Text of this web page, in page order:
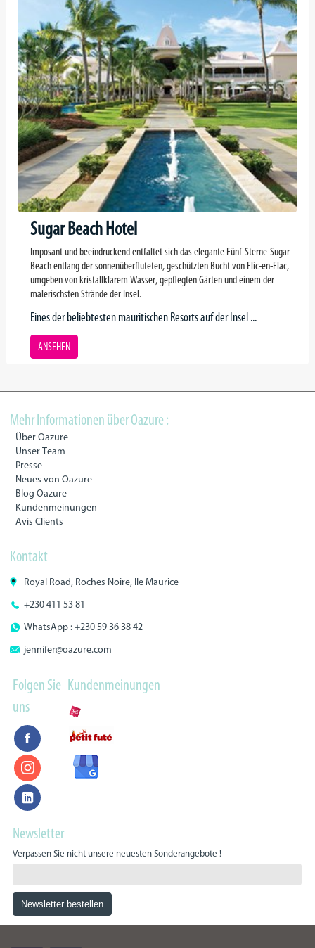
Sugar Beach Hotel
Imposant und beeindruckend entfaltet sich das elegante Fünf-Sterne-Sugar
Beach entlang der sonnenüberfluteten, geschützten Bucht von Flic-en-Flac,
umgeben von kristallklarem Wasser, gepflegten Gärten und einem der
malerischsten Strände der Insel.
Eines der beliebtesten mauritischen Resorts auf der Insel ...
ANSEHEN
Mehr Informationen über Oazure :
Über Oazure
Unser Team
Presse
Neues von Oazure
Blog Oazure
Kundenmeinungen
Avis Clients
Kontakt
Royal Road, Roches Noire, Ile Maurice
+230 411 53 81
WhatsApp : +230 59 36 38 42
jennifer@oazure.com
Folgen Sie
uns
Kundenmeinungen
Newsletter
Verpassen Sie nicht unsere neuesten Sonderangebote !